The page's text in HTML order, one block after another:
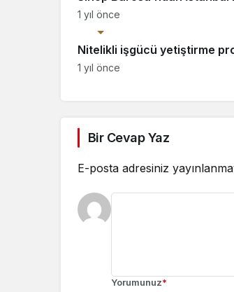
1 yıl önce
Nitelikli işgücü yetiştirme
Ekonomi
1 yıl önce
Bir Cevap Yaz
E-posta adresiniz
Yorumunuz*